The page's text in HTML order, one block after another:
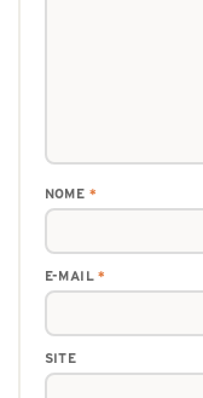
NOME *
E-MAIL*
SITE